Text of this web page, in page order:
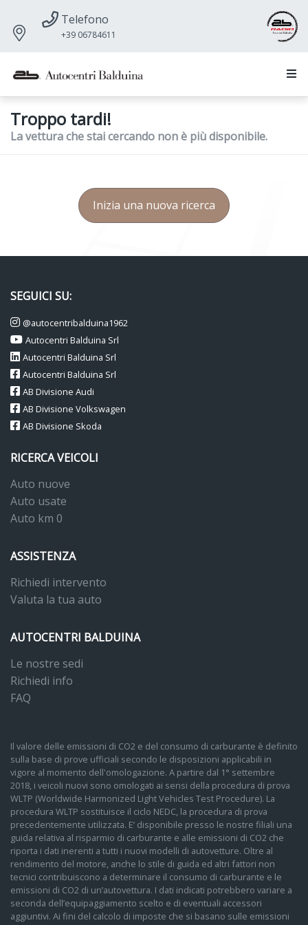
Telefono
+39 06784611
Troppo tardi!
La vettura che stai cercando non è più disponibile.
Inizia una nuova ricerca
SEGUICI SU:
@autocentribalduina1962
Autocentri Balduina Srl
Autocentri Balduina Srl
Autocentri Balduina Srl
AB Divisione Audi
AB Divisione Volkswagen
AB Divisione Skoda
RICERCA VEICOLI
Auto nuove
Auto usate
Auto km 0
ASSISTENZA
Richiedi intervento
Valuta la tua auto
AUTOCENTRI BALDUINA
Le nostre sedi
Richiedi info
FAQ
Il valore delle emissioni di CO2 e del consumo di carburante è definito
sulla base di prove ufficiali secondo le disposizioni applicabili in
vigore al momento dell'omologazione. A partire dal 1° settembre
2018, i veicoli nuovi sono omologati ai sensi della procedura di prova
WLTP (Worldwide Harmonized Light Vehicles Test Procedure). La
procedura WLTP sostituisce il ciclo NEDC, la procedura di prova
precedentemente utilizzata. E’ disponibile presso le nostre filiali una
guida relativa al risparmio di carburante e alle emissioni di CO2 che
riporta i dati inerenti a tutti i nuovi modelli di autovetture. Oltre al
rendimento del motore, anche lo stile di guida ed altri fattori non
tecnici contribuiscono a determinare il consumo di carburante e le
emissioni di CO2 di un’autovettura. I dati indicati potrebbero variare a
seconda dell’equipaggiamento scelto e di eventuali accessori
aggiuntivi. Ai fini del calcolo di imposte che si basano sulle emissioni